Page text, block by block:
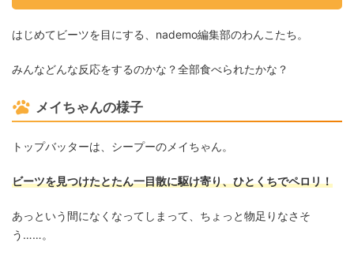
はじめてビーツを目にする、nademo編集部のわんこたち。
みんなどんな反応をするのかな？全部食べられたかな？
メイちゃんの様子
トップバッターは、シープーのメイちゃん。
ビーツを見つけたとたん一目散に駆け寄り、ひとくちでペロリ！
あっという間になくなってしまって、ちょっと物足りなさそ
う……。